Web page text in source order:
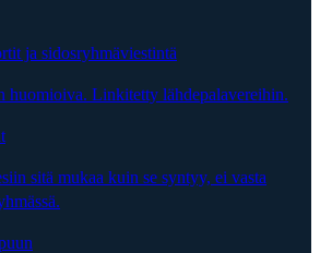
ja sidosryhmäviestintä
huomioiva. Linkitetty lähdepalavereihin.
sitä mukaa kuin se syntyy, ei vasta